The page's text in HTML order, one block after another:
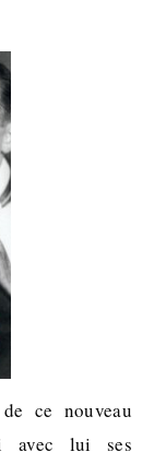
ce nouveau
avec lui ses